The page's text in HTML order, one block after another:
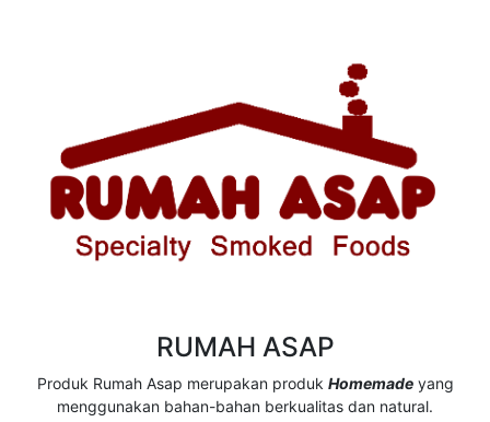
RUMAH ASAP
Produk Rumah Asap merupakan produk Homemadeyang
menggunakan bahan-bahan berkualitas dan natural.